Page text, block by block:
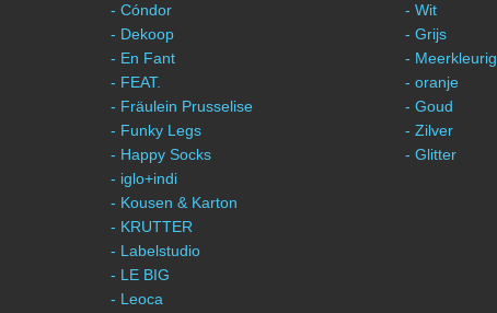
- Cóndor
- Dekoop
- En Fant
- FEAT.
- Fräulein Prusselise
- Funky Legs
- Happy Socks
- iglo+indi
- Kousen & Karton
- KRUTTER
- Labelstudio
- LE BIG
- Leoca
- Wit
- Grijs
- Meerkleurig
- oranje
- Goud
- Zilver
- Glitter